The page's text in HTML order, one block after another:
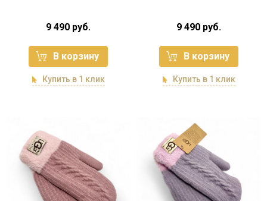
9 490 руб.
В корзину
Купить в 1 клик
9 490 руб.
В корзину
Купить в 1 клик